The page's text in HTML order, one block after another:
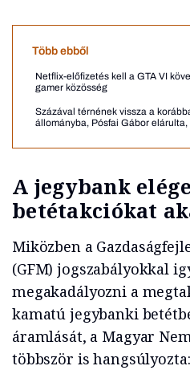
Több ebből
Netflix-előfizetés kell a GTA VI
gamer közösség
Százával térnének vissza a
állományba, Pósfai Gábor
A jegybank
betétakciókat
Miközben a
(GFM) jogszabályokkal
megakadályozni a
kamatú jegybanki
áramlását, a Magyar
többször is